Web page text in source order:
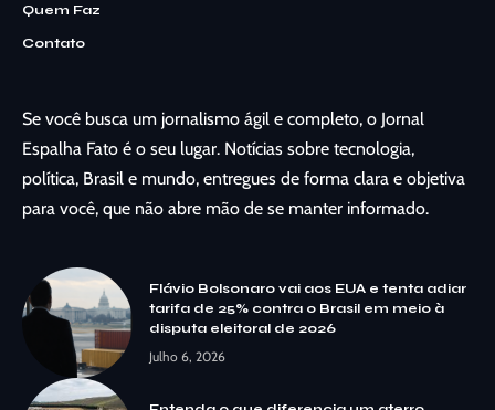
Quem Faz
Contato
Se você busca um jornalismo ágil e completo, o Jornal
Espalha Fato é o seu lugar. Notícias sobre tecnologia,
política, Brasil e mundo, entregues de forma clara e objetiva
para você, que não abre mão de se manter informado.
Flávio Bolsonaro vai aos EUA e tenta adiar
tarifa de 25% contra o Brasil em meio à
disputa eleitoral de 2026
Julho 6, 2026